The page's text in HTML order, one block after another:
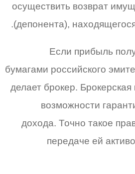
осуществить возврат
(депонента),
Если прибыль
бумагами российского
делает брокер.
возможности
дохода. Точно такое
передаче ей